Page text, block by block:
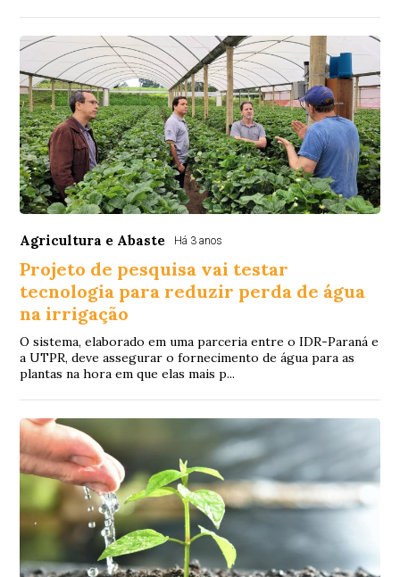
Agricultura e Abaste Há 3 anos
Projeto de pesquisa vai testar
tecnologia para reduzir perda de água
na irrigação
O sistema, elaborado em uma parceria entre o IDR-Paraná e
a UTPR, deve assegurar o fornecimento de água para as
plantas na hora em que elas mais p...